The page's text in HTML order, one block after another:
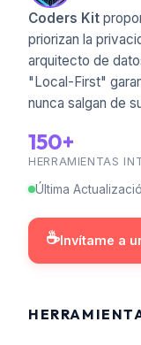
Coders Kit
priorizan la
arquitecto de
"Local-First"
nunca salgan de
150+
HERRAMIENTAS
Última
☕Invítame a